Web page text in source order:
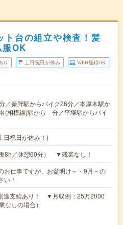
ト台の組立や検査！髪
OK
り 土日祝日が休み WEB登録OK
／秦野駅からバイク26分／本厚木駅か
(相模線)駅から---分／平塚駅からバイ
日祝日が休み！)
8h／休憩60分） ▼残業なし！
仕事ですが、お盆明け～・9月～の
い！
途支給あり！ ▼月収例：25万2000
なしの場合）